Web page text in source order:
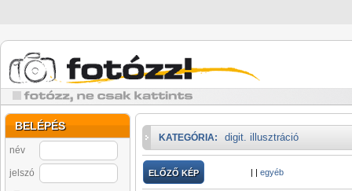
BELÉPÉS
név
jelszó
KATEGÓRIA: digit. illusztráció
ELŐZŐ KÉP | | egyéb